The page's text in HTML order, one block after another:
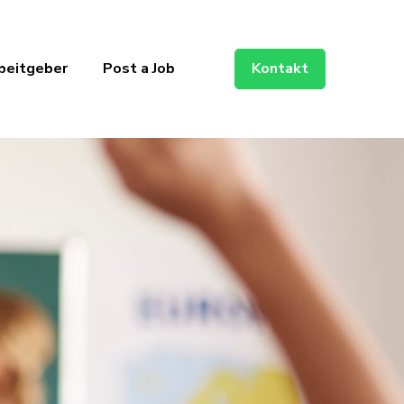
Post a Job Kontakt